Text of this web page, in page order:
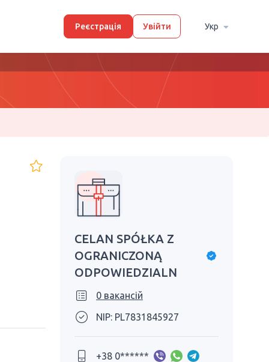
Реєстрація Увійти Укр
CELAN SPÓŁKA Z
OGRANICZONĄ
ODPOWIEDZIALN
0 вакансій
NIP: PL7831845927
+38 0******